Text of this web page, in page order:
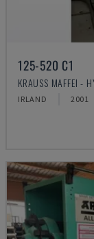
125-520 C1
KRAUSS MAFFEI -
IRLAND 2001